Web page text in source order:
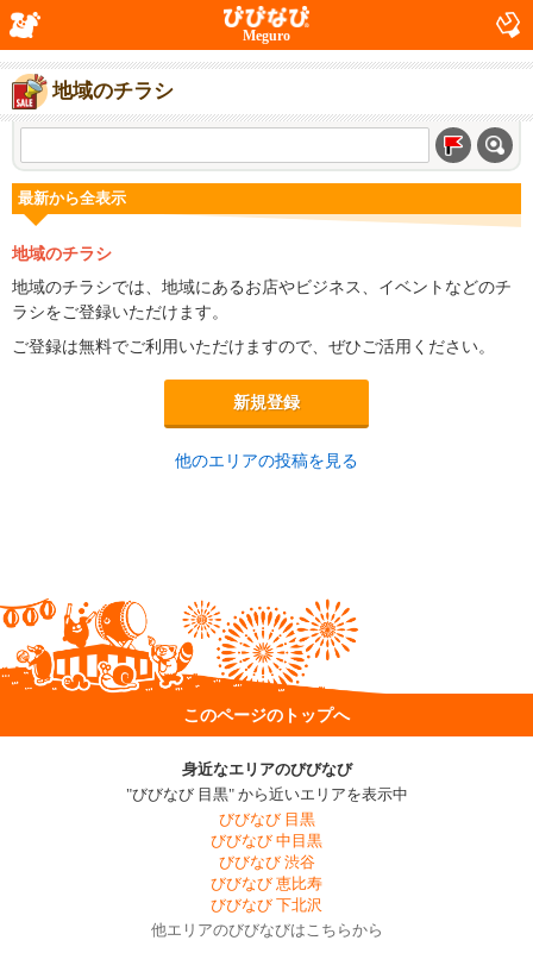
Meguro
地域のチラシ
最新から全表示
地域のチラシ
地域のチラシでは、地域にあるお店やビジネス、イベントなどのチ
ラシをご登録いただけます。
ご登録は無料でご利用いただけますので、ぜひご活用ください。
新規登録
他のエリアの投稿を見る
このページのトップへ
身近なエリアのびびなび
"びびなび 目黒" から近いエリアを表示中
びびなび 目黒
びびなび 中目黒
びびなび 渋谷
びびなび 恵比寿
びびなび 下北沢
他エリアのびびなびはこちらから